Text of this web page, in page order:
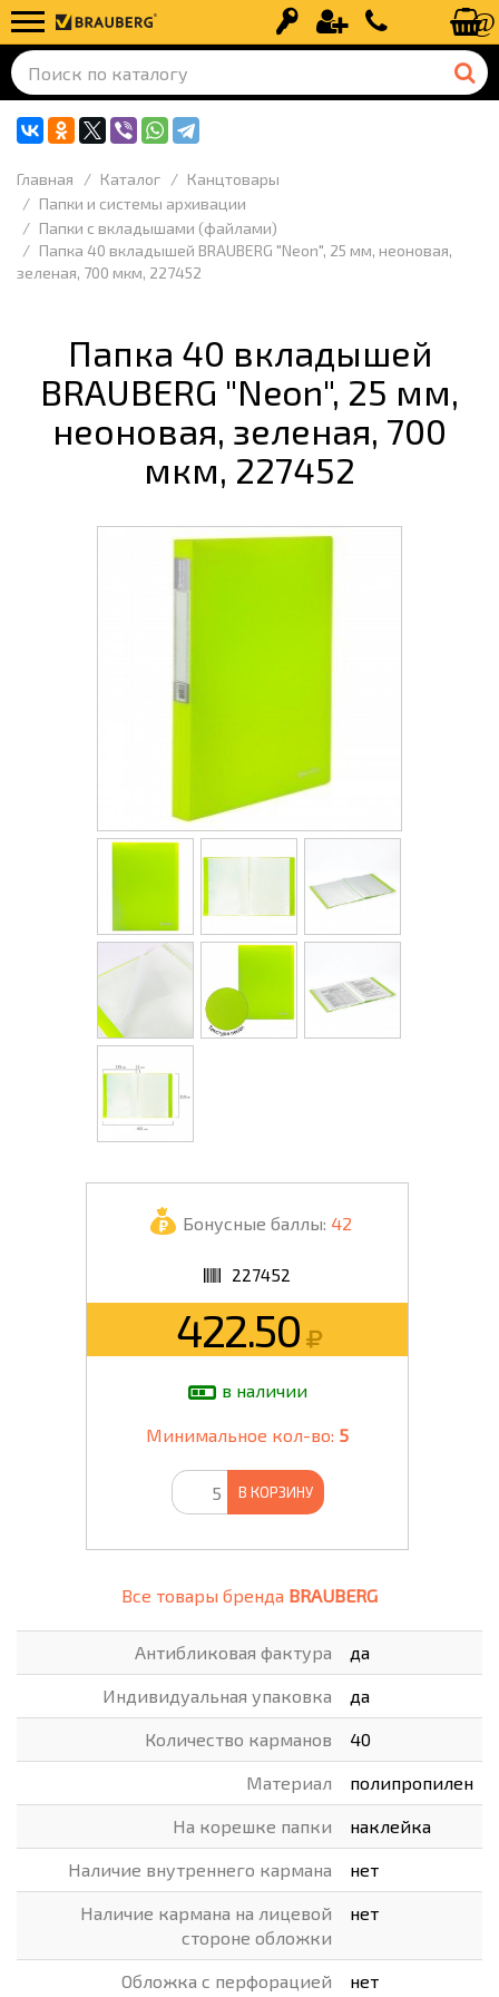
Вход Регистрация+7 (499) 110-
Главная Каталог
Канцтовары
Папки и системы архивации
Папки с вкладышами (файлами)
Папка 40 вкладышей BRAUBERG "Neon", 25 мм, неоновая,
зеленая, 700 мкм, 227452
Папка 40 вкладышей
BRAUBERG "Neon", 25 мм,
неоновая, зеленая, 700
мкм, 227452
Бонусные баллы: 42
227452
422.50
в наличии
Минимальное кол-во: 5
В КОРЗИНУ
Все товары бренда BRAUBERG
Антибликовая фактура да
Индивидуальная упаковка да
Количество карманов 40
Материал полипропилен
На корешке папки наклейка
Наличие внутреннего кармана нет
Наличие кармана на лицевой
стороне обложки
нет
Обложка с перфорацией нет